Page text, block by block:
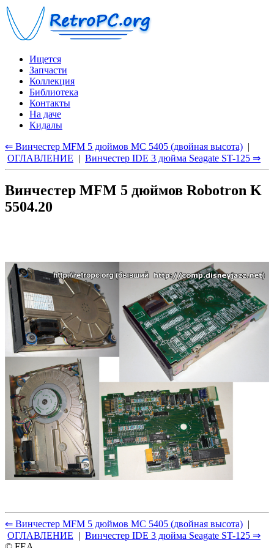
Ищется
Запчасти
Коллекция
Библиотека
Контакты
На даче
Кидалы
⇐ Винчестер MFM 5 дюймов МС 5405 (двойная высота) |
ОГЛАВЛЕНИЕ | Винчестер IDE 3 дюймa Seagate ST-125 ⇒
Винчестер MFM 5 дюймов Robotron K
5504.20
⇐ Винчестер MFM 5 дюймов МС 5405 (двойная высота) |
ОГЛАВЛЕНИЕ | Винчестер IDE 3 дюймa Seagate ST-125 ⇒